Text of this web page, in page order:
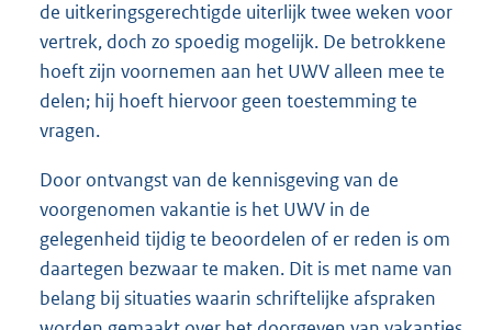
de uitkeringsgerechtigde uiterlijk twee weken voor
vertrek, doch zo spoedig mogelijk. De betrokkene
hoeft zijn voornemen aan het UWV alleen mee te
delen; hij hoeft hiervoor geen toestemming te
vragen.
Door ontvangst van de kennisgeving van de
voorgenomen vakantie is het UWV in de
gelegenheid tijdig te beoordelen of er reden is om
daartegen bezwaar te maken. Dit is met name van
belang bij situaties waarin schriftelijke afspraken